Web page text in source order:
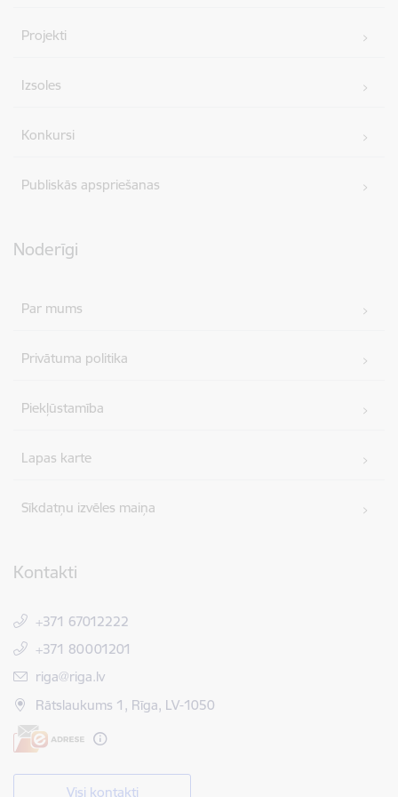
Projekti
Izsoles
Konkursi
Publiskās apspriešanas
Noderīgi
Par mums
Privātuma politika
Piekļūstamība
Lapas karte
Sīkdatņu izvēles maiņa
Kontakti
+371 67012222
+371 80001201
E-pasts:
riga@riga.lv
Rātslaukums 1, Rīga, LV-1050
Visi kontakti